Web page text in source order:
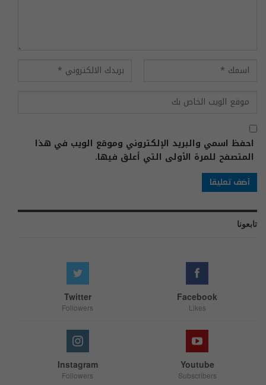
احفظ اسمي والبريد الإلكتروني وموقع الويب في هذا
المتصفح للمرة الأولى التي أعلق فيها.
تابعونا
Facebook
Likes
Twitter
Followers
Youtube
Subscribers
Instagram
Followers